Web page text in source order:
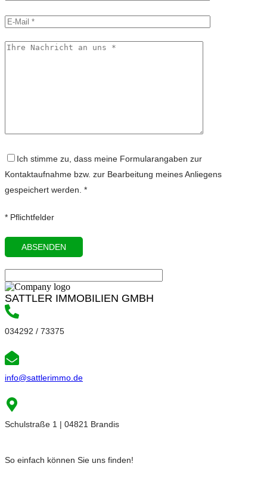
Ich stimme zu, dass meine Formularangaben zur
Kontaktaufnahme bzw. zur Bearbeitung meines Anliegens
gespeichert werden. *
* Pflichtfelder
SATTLER IMMOBILIEN GMBH
034292 / 73375
info@sattlerimmo.de
Schulstraße 1 | 04821 Brandis
So einfach können Sie uns finden!